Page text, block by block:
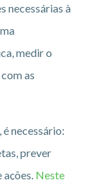
necessárias à
medir o
as
necessário:
prever
Neste